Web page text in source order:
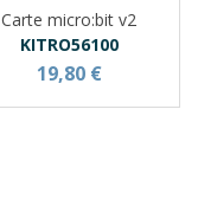
Carte micro:bit v2
KITRO56100
19,80 €